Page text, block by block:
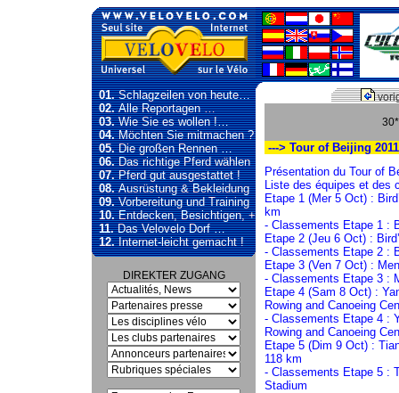
01.Schlagzeilen von heute…
02.Alle Reportagen …
03.Wie Sie es wollen !…
04.Möchten Sie mitmachen ?
05.Die großen Rennen …
06.Das richtige Pferd wählen
07.Pferd gut ausgestattet !
08.Ausrüstung & Bekleidung
09.Vorbereitung und Training
10.Entdecken, Besichtigen, +
11.Das Velovelo Dorf …
12.Internet-leicht gemacht !
DIREKTER ZUGANG
---> Tour of Beijing 2011
Présentation du Tour of
Liste des équipes et des
Etape 1 (Mer 5 Oct) :
km
- Classements Etape 1 :
Etape 2 (Jeu 6 Oct) :
- Classements Etape 2 :
Etape 3 (Ven 7 Oct) :
- Classements Etape 3 :
Etape 4 (Sam 8 Oct) :
Rowing and Canoeing
- Classements Etape 4 :
Rowing and Canoeing
Etape 5 (Dim 9 Oct) :
118 km
- Classements Etape 5 :
Stadium